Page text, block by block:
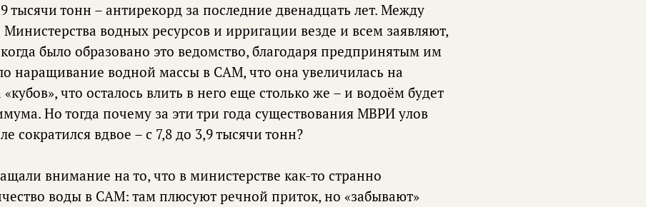
тысячи тонн – антирекорд за последние двенадцать лет. Между
водных ресурсов и ирригации везде и всем заявляют,
было образовано это ведомство, благодаря предпринятым им
наращивание водной массы в САМ, что она увеличилась на
что осталось влить в него еще столько же – и водоём будет
Но тогда почему за эти три года существования МВРИ улов
сократился вдвое – с 7,8 до 3,9 тысячи тонн?
внимание на то, что в министерстве как-то странно
воды в САМ: там плюсуют речной приток, но «забывают»